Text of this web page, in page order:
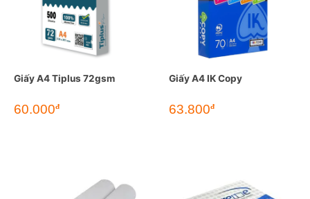
Giấy A4 Tiplus 72gsm
60.000đ
Giấy A4 IK Copy
63.800đ